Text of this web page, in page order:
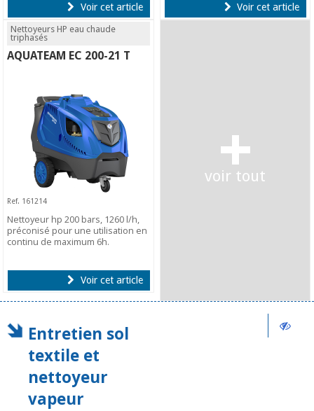
Voir cet article Voir cet article
Nettoyeurs HP eau chaude
triphasés
AQUATEAM EC 200-21 T
Ref. 161214
Nettoyeur hp 200 bars, 1260 l/h,
préconisé pour une utilisation en
continu de maximum 6h.
Voir cet article
+
voir tout
Entretien sol
textile et
nettoyeur
vapeur